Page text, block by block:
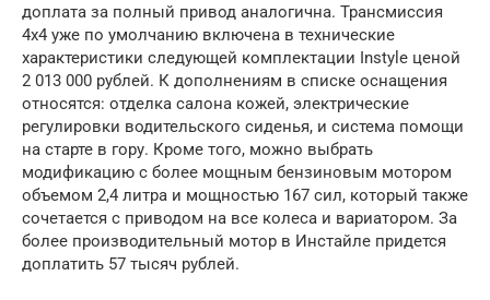
доплата за полный привод аналогична. Трансмиссия
4х4 уже по умолчанию включена в технические
характеристики следующей комплектации Instyle ценой
2 013 000 рублей. К дополнениям в списке оснащения
относятся: отделка салона кожей, электрические
регулировки водительского сиденья, и система помощи
на старте в гору. Кроме того, можно выбрать
модификацию с более мощным бензиновым мотором
объемом 2,4 литра и мощностью 167 сил, который также
сочетается с приводом на все колеса и вариатором. За
более производительный мотор в Инстайле придется
доплатить 57 тысяч рублей.